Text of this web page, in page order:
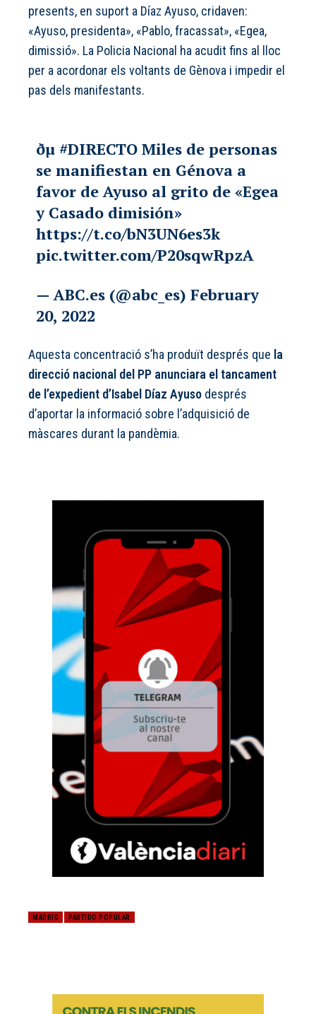
presents, en suport a Díaz Ayuso, cridaven:
«Ayuso, presidenta», «Pablo, fracassat», «Egea,
dimissió». La Policia Nacional ha acudit fins al lloc
per a acordonar els voltants de Gènova i impedir el
pas dels manifestants.
ðµ #DIRECTO Miles de personas
se manifiestan en Génova a
favor de Ayuso al grito de «Egea
y Casado dimisión»
https://t.co/bN3UN6es3k
pic.twitter.com/P20sqwRpzA
— ABC.es (@abc_es)February
20, 2022
Aquesta concentració s’ha produït després que la
direcció nacional del PP anunciara el tancament
de l’expedient d’Isabel Díaz Ayuso després
d’aportar la informació sobre l’adquisició de
màscares durant la pandèmia.
MADRID PARTIDO POPULAR